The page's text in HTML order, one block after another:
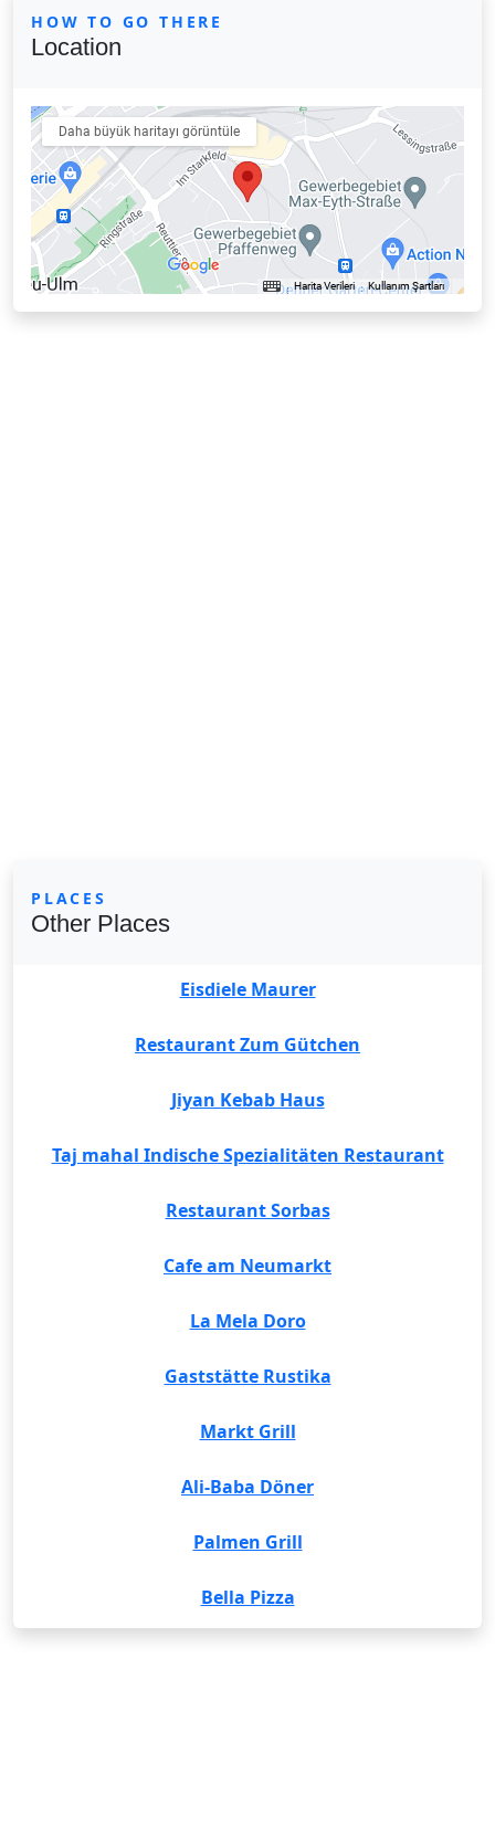
HOW TO GO THERE
Location
PLACES
Other Places
Eisdiele Maurer
Restaurant Zum Gütchen
Jiyan Kebab Haus
Taj mahal Indische Spezialitäten Restaurant
Restaurant Sorbas
Cafe am Neumarkt
La Mela Doro
Gaststätte Rustika
Markt Grill
Ali-Baba Döner
Palmen Grill
Bella Pizza